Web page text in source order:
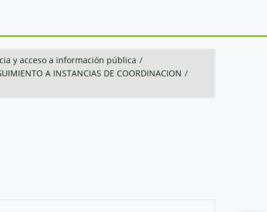
y acceso a información pública /
A INSTANCIAS DE COORDINACION /